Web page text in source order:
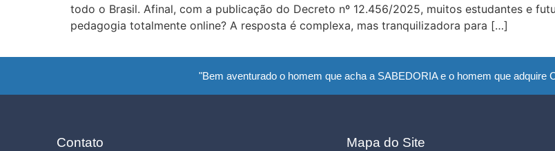
todo o Brasil. Afinal, com a publicação do Decreto nº 12.456/2025, muitos estudantes e
pedagogia totalmente online? A resposta é complexa, mas tranquilizadora para […]
"Bem aventurado o homem que acha a SABEDORIA e o homem que adquire
Contato Mapa do Site